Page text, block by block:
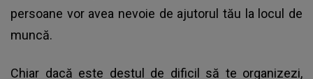
persoane vor avea nevoie de ajutorul tău la locul de
muncă.
Chiar dacă este destul de dificil să te organizezi,